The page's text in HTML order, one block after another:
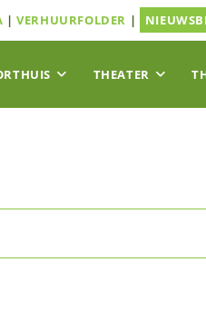
|VERHUURFOLDER |
THEATER